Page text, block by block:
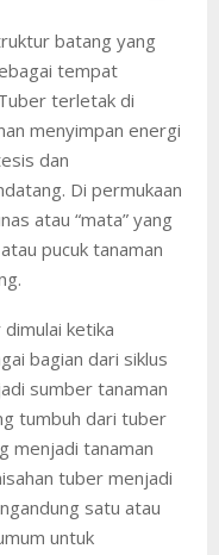
batang yang
tempat
terletak di
menyimpan energi
dan
Di permukaan
atau “mata” yang
pucuk tanaman
ketika
bagian dari siklus
sumber tanaman
tumbuh dari tuber
menjadi tanaman
tuber menjadi
satu atau
untuk